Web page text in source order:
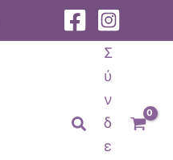
Αναζήτηση
Σ
ύ
ν
δ
ε